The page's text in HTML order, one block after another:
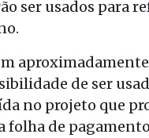
ser usados para
de ser
no projeto que
folha de